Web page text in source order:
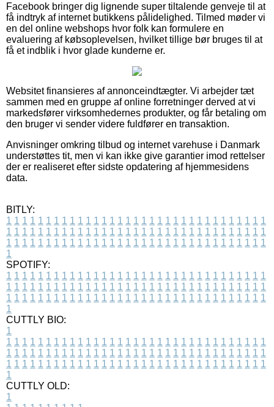
Facebook bringer dig lignende super tiltalende genveje til at
få indtryk af internet butikkens pålidelighed. Tilmed møder vi
en del online webshops hvor folk kan formulere en
evaluering af købsoplevelsen, hvilket tillige bør bruges til at
få et indblik i hvor glade kunderne er.
Websitet finansieres af annonceindtægter. Vi arbejder tæt
sammen med en gruppe af online forretninger derved at vi
markedsfører virksomhedernes produkter, og får betaling om
den bruger vi sender videre fuldfører en transaktion.
Anvisninger omkring tilbud og internet varehuse i Danmark
understøttes tit, men vi kan ikke give garantier imod rettelser
der er realiseret efter sidste opdatering af hjemmesidens
data.
BITLY:
1 1 1 1 1 1 1 1 1 1 1 1 1 1 1 1 1 1 1 1 1 1 1 1 1 1 1 1 1 1 1 1 1
1 1 1 1 1 1 1 1 1 1 1 1 1 1 1 1 1 1 1 1 1 1 1 1 1 1 1 1 1 1 1 1 1
1 1 1 1 1 1 1 1 1 1 1 1 1 1 1 1 1 1 1 1 1 1 1 1 1 1 1 1 1 1 1 1 1
1
SPOTIFY:
1 1 1 1 1 1 1 1 1 1 1 1 1 1 1 1 1 1 1 1 1 1 1 1 1 1 1 1 1 1 1 1 1
1 1 1 1 1 1 1 1 1 1 1 1 1 1 1 1 1 1 1 1 1 1 1 1 1 1 1 1 1 1 1 1 1
1 1 1 1 1 1 1 1 1 1 1 1 1 1 1 1 1 1 1 1 1 1 1 1 1 1 1 1 1 1 1 1 1
1
CUTTLY BIO:
1
1 1 1 1 1 1 1 1 1 1 1 1 1 1 1 1 1 1 1 1 1 1 1 1 1 1 1 1 1 1 1 1 1
1 1 1 1 1 1 1 1 1 1 1 1 1 1 1 1 1 1 1 1 1 1 1 1 1 1 1 1 1 1 1 1 1
1 1 1 1 1 1 1 1 1 1 1 1 1 1 1 1 1 1 1 1 1 1 1 1 1 1 1 1 1 1 1 1 1
1
CUTTLY OLD:
1